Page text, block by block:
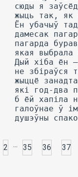
2 ... 35 36 37